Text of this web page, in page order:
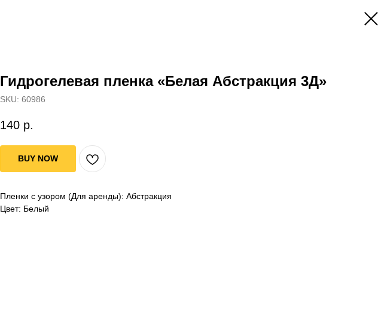
Гидрогелевая пленка «Белая Абстракция 3Д»
SKU: 60986
140 р.
BUY NOW
Пленки с узором (Для аренды): Абстракция
Цвет: Белый